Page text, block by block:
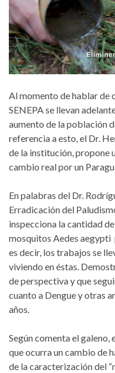
Al momento de hablar de
SENEPA se llevan
aumento de la población
referencia a esto, el Dr.
de la institución, propone
cambio real por un
En palabras del Dr.
Erradicación del
inspecciona la cantidad
mosquitos Aedes aegypti
es decir, los trabajos se
viviendo en éstas.
de perspectiva y que
cuanto a Dengue y otras
años.
Según comenta el
que ocurra un cambio de
de la caracterización del